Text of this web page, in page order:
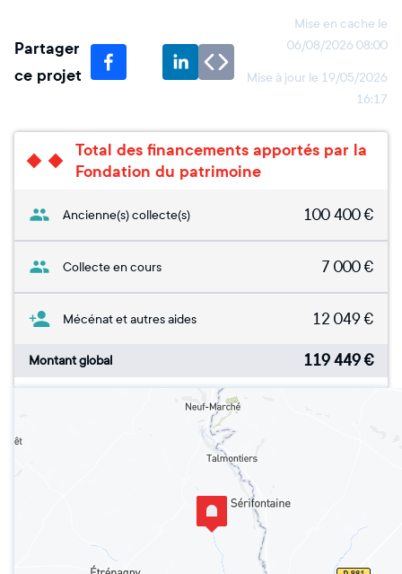
Partager
ce projet
Mise en cache le
06/08/2026 08:00
Mise à jour le 19/05/2026
16:17
Total des financements apportés par la
Fondation du patrimoine
Ancienne(s) collecte(s) 100 400€
Collecte en cours 7 000€
Mécénat et autres aides 12 049€
Montant global 119 449€